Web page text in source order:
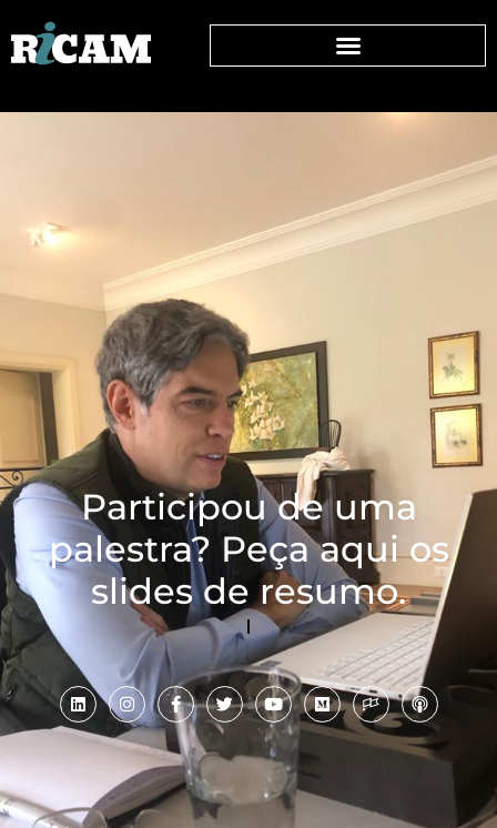
Participou de uma
palestra? Peça aqui os
slides de resumo.